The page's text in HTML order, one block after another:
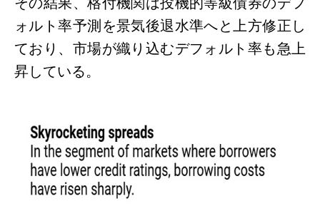
ォルト率予測を景気後退水準へと上方修正し
ており、市場が織り込むデフォルト率も急上
昇している。